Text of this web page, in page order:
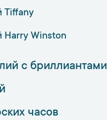
Tiffany
Harry Winston
с бриллиантами
часов